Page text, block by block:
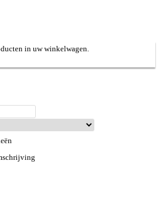
in uw winkelwagen.